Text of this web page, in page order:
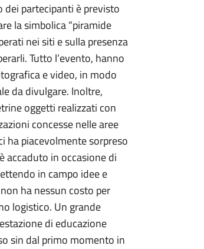
dei partecipanti è previsto
la simbolica “piramide
nei siti e sulla presenza
Tutto l’evento, hanno
e video, in modo
da divulgare. Inoltre,
oggetti realizzati con
concesse nelle aree
ha piacevolmente sorpreso
accaduto in occasione di
in campo idee e
ha nessun costo per
logistico. Un grande
di educazione
sin dal primo momento in